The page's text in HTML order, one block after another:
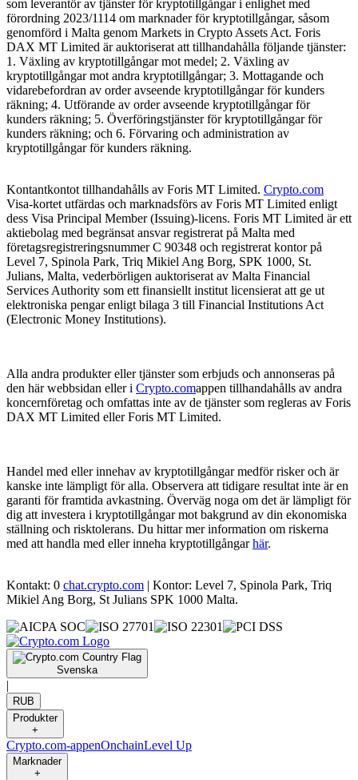
som leverantör av tjänster för kryptotillgångar i enlighet med
förordning 2023/1114 om marknader för kryptotillgångar, såsom
genomförd i Malta genom Markets in Crypto Assets Act. Foris
DAX MT Limited är auktoriserat att tillhandahålla följande tjänster:
1. Växling av kryptotillgångar mot medel; 2. Växling av
kryptotillgångar mot andra kryptotillgångar; 3. Mottagande och
vidarebefordran av order avseende kryptotillgångar för kunders
räkning; 4. Utförande av order avseende kryptotillgångar för
kunders räkning; 5. Överföringstjänster för kryptotillgångar för
kunders räkning; och 6. Förvaring och administration av
kryptotillgångar för kunders räkning.
Kontantkontot tillhandahålls av Foris MT Limited. Crypto.com
Visa-kortet utfärdas och marknadsförs av Foris MT Limited enligt
dess Visa Principal Member (Issuing)-licens. Foris MT Limited är ett
aktiebolag med begränsat ansvar registrerat på Malta med
företagsregistreringsnummer C 90348 och registrerat kontor på
Level 7, Spinola Park, Triq Mikiel Ang Borg, SPK 1000, St.
Julians, Malta, vederbörligen auktoriserat av Malta Financial
Services Authority som ett finansiellt institut licensierat att ge ut
elektroniska pengar enligt bilaga 3 till Financial Institutions Act
(Electronic Money Institutions).
Alla andra produkter eller tjänster som erbjuds och annonseras på
den här webbsidan eller i Crypto.comappen tillhandahålls av andra
koncernföretag och omfattas inte av de tjänster som regleras av Foris
DAX MT Limited eller Foris MT Limited.
Handel med eller innehav av kryptotillgångar medför risker och är
kanske inte lämpligt för alla. Observera att tidigare resultat inte är en
garanti för framtida avkastning. Överväg noga om det är lämpligt för
dig att investera i kryptotillgångar mot bakgrund av din ekonomiska
ställning och risktolerans. Du hittar mer information om riskerna
med att handla med eller inneha kryptotillgångarhär.
Kontakt: 0 chat.crypto.com | Kontor: Level 7, Spinola Park, Triq
Mikiel Ang Borg, St Julians SPK 1000 Malta.
Svenska
|
RUB
Produkter
+
Crypto.com-appenOnchainLevel Up
Marknader
+